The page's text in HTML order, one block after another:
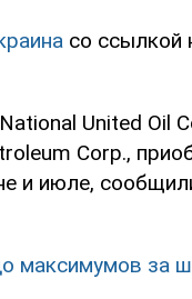
со ссылкой
United Oil
Corp.,
и июле,
максимумов за